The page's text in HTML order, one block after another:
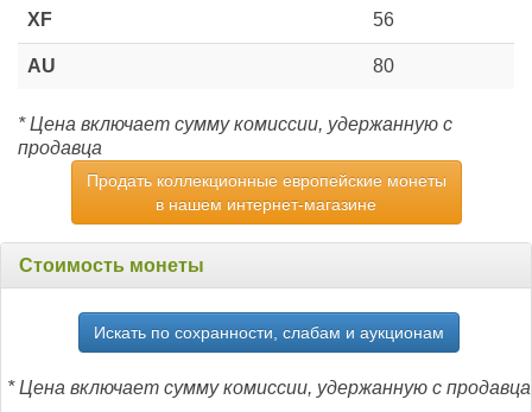
XF 56
AU 80
* Цена включает сумму комиссии, удержанную с
продавца
Продать коллекционные европейские монеты
в нашем интернет-магазине
Стоимость монеты
Искать по сохранности, слабам и аукционам
* Цена включает сумму комиссии, удержанную с продавца